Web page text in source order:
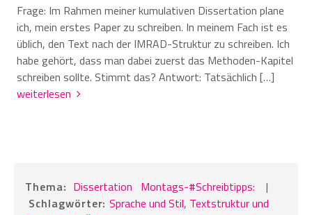
Frage: Im Rahmen meiner kumulativen Dissertation plane
ich, mein erstes Paper zu schreiben. In meinem Fach ist es
üblich, den Text nach der IMRAD-Struktur zu schreiben. Ich
habe gehört, dass man dabei zuerst das Methoden-Kapitel
schreiben sollte. Stimmt das? Antwort: Tatsächlich […]
weiterlesen
Thema: Dissertation Montags-#Schreibtipps:
|
Schlagwörter:Sprache und Stil, Textstruktur und